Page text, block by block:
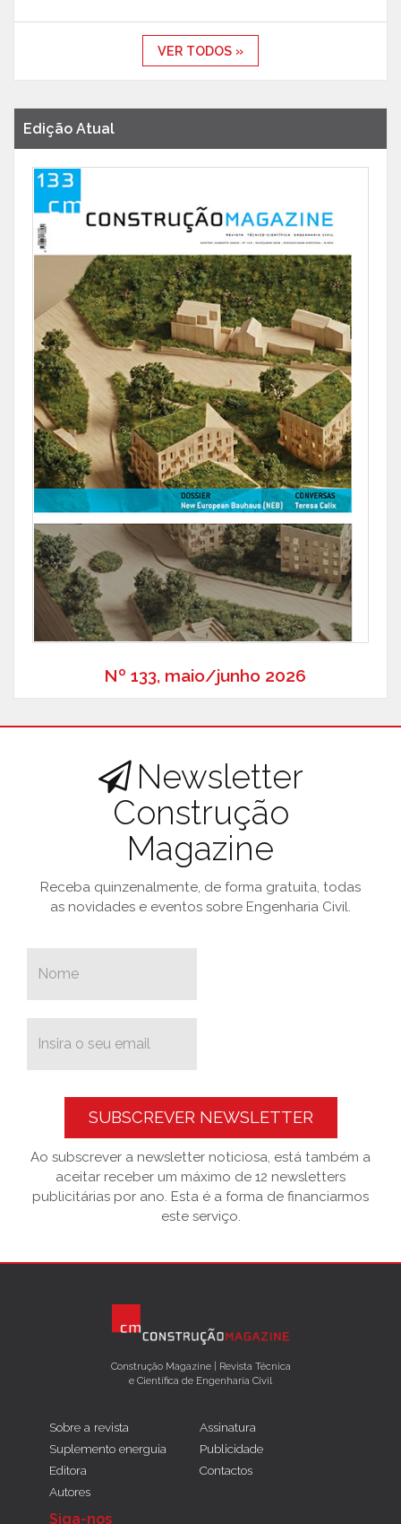
VER TODOS »
Edição Atual
Nº 133, maio/junho 2026
Newsletter
Construção
Magazine
Receba quinzenalmente, de forma gratuita, todas
as novidades e eventos sobre Engenharia Civil.
SUBSCREVER NEWSLETTER
Ao subscrever a newsletter noticiosa, está também a
aceitar receber um máximo de 12 newsletters
publicitárias por ano. Esta é a forma de financiarmos
este serviço.
Construção Magazine | Revista Técnica
e Científica de Engenharia Civil
Sobre a revista
Suplemento energuia
Editora
Autores
Assinatura
Publicidade
Contactos
Siga-nos